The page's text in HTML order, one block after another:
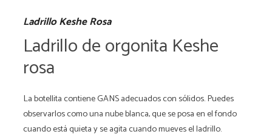
Ladrillo Keshe Rosa
Ladrillo de orgonita Keshe
rosa
La botellita contiene GANS adecuados con sólidos. Puedes
observarlos como una nube blanca, que se posa en el fondo
cuando está quieta y se agita cuando mueves el ladrillo.